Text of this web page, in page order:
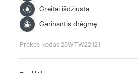
Greitai išdžiūsta
Garinantis drėgmę
Prekės kodas 25WTW22121